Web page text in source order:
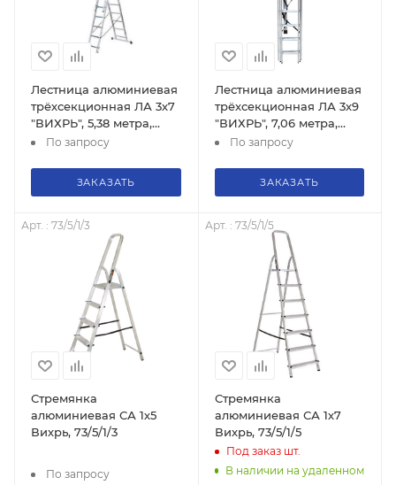
Лестница алюминиевая
трёхсекционная ЛА 3х7
"ВИХРЬ", 5,38 метра,
73/5/1/20
По запросу
ЗАКАЗАТЬ
Лестница алюминиевая
трёхсекционная ЛА 3х9
"ВИХРЬ", 7,06 метра,
73/5/1/16
По запросу
ЗАКАЗАТЬ
Арт. : 73/5/1/3
Стремянка
алюминиевая СА 1х5
Вихрь, 73/5/1/3
По запросу
Арт. : 73/5/1/5
Стремянка
алюминиевая СА 1х7
Вихрь, 73/5/1/5
Под заказшт.
В наличии на удаленном